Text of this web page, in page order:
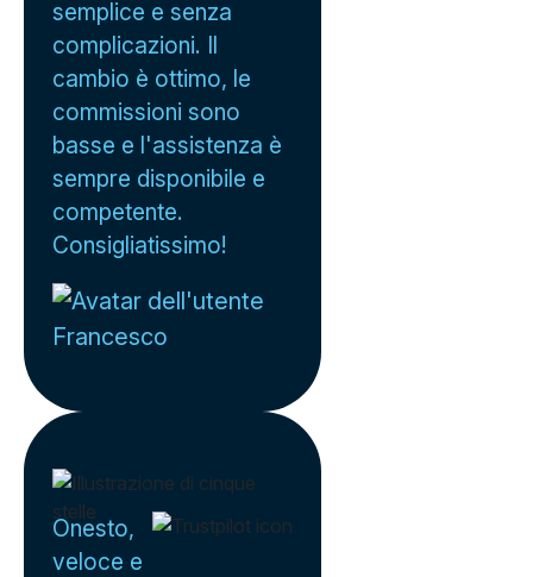
semplice e senza
complicazioni. Il
cambio è ottimo, le
commissioni sono
basse e l'assistenza è
sempre disponibile e
competente.
Consigliatissimo!
Francesco
Onesto,
veloce e